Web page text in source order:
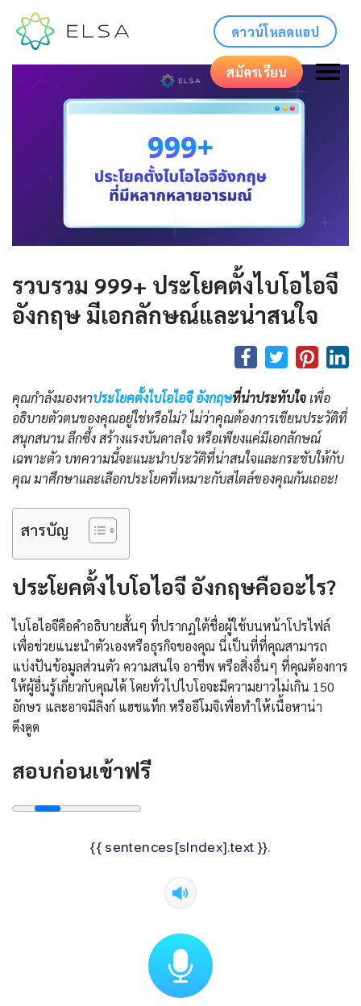
ดาวน์โหลดแอป
สมัครเรียน
รวบรวม 999+ ประโยคตั้งไบโอไอจี
อังกฤษ มีเอกลักษณ์และน่าสนใจ
คุณกำลังมองหาประโยคตั้งไบโอไอจี อังกฤษที่น่าประทับใจเพื่อ
อธิบายตัวตนของคุณอยู่ใช่หรือไม่? ไม่ว่าคุณต้องการเขียนประวัติที่
สนุกสนาน ลึกซึ้ง สร้างแรงบันดาลใจ หรือเพียงแค่มีเอกลักษณ์
เฉพาะตัว บทความนี้จะแนะนำประวัติที่น่าสนใจและกระชับให้กับ
คุณ มาศึกษาและเลือกประโยคที่เหมาะกับสไตล์ของคุณกันเถอะ!
สารบัญ
ประโยคตั้งไบโอไอจี อังกฤษคืออะไร?
ไบโอไอจีคือคำอธิบายสั้นๆ ที่ปรากฏใต้ชื่อผู้ใช้บนหน้าโปรไฟล์
เพื่อช่วยแนะนำตัวเองหรือธุรกิจของคุณ นี่เป็นที่ที่คุณสามารถ
แบ่งปันข้อมูลส่วนตัว ความสนใจ อาชีพ หรือสิ่งอื่นๆ ที่คุณต้องการ
ให้ผู้อื่นรู้เกี่ยวกับคุณได้ โดยทั่วไปไบโอจะมีความยาวไม่เกิน 150
อักษร และอาจมีลิงก์ แฮชแท็ก หรืออีโมจิเพื่อทำให้เนื้อหาน่า
ดึงดูด
สอบก่อนเข้าฟรี
{{ sentences[sIndex].text }}.